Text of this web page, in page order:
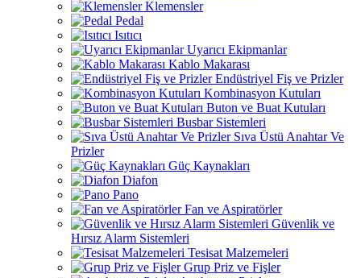
Klemensler
Pedal
Isıtıcı
Uyarıcı Ekipmanlar
Kablo Makarası
Endüstriyel Fiş ve Prizler
Kombinasyon Kutuları
Buton ve Buat Kutuları
Busbar Sistemleri
Sıva Üstü Anahtar Ve
Prizler
Güç Kaynakları
Diafon
Pano
Fan ve Aspiratörler
Güvenlik ve
Hırsız Alarm Sistemleri
Tesisat Malzemeleri
Grup Priz ve Fişler